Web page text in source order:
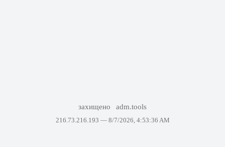
захищено adm.tools
216.73.216.193 — 8/7/2026, 4:53:36 AM